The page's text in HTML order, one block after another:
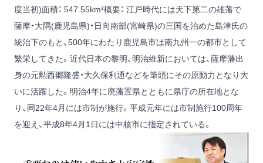
度当初)面積： 547.55km²概要： 江戸時代には天下第二の雄藩で
薩摩・大隅(鹿児島県)・日向南部(宮崎県)の三国を治めた島津氏の
統治下のもと、500年にわたり鹿児島市は南九州一の都市として
繁栄してきた。近代日本の黎明、明治維新においては、薩摩藩出
身の元勲西郷隆盛・大久保利通などを筆頭にその原動力となり大
いに活躍した。明治4年に廃藩置県とともに県庁の所在地とな
り、同22年4月には市制が施行。平成元年には市制施行100周年
を迎え、平成8年4月1日には中核市に指定されている。